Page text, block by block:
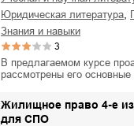
юридическая литература
знания и навыки
3
В предлагаемом курсе
рассмотрены его
Жилищное право 4-е
для СПО